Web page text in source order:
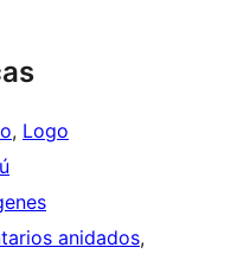
, Logo
anidados